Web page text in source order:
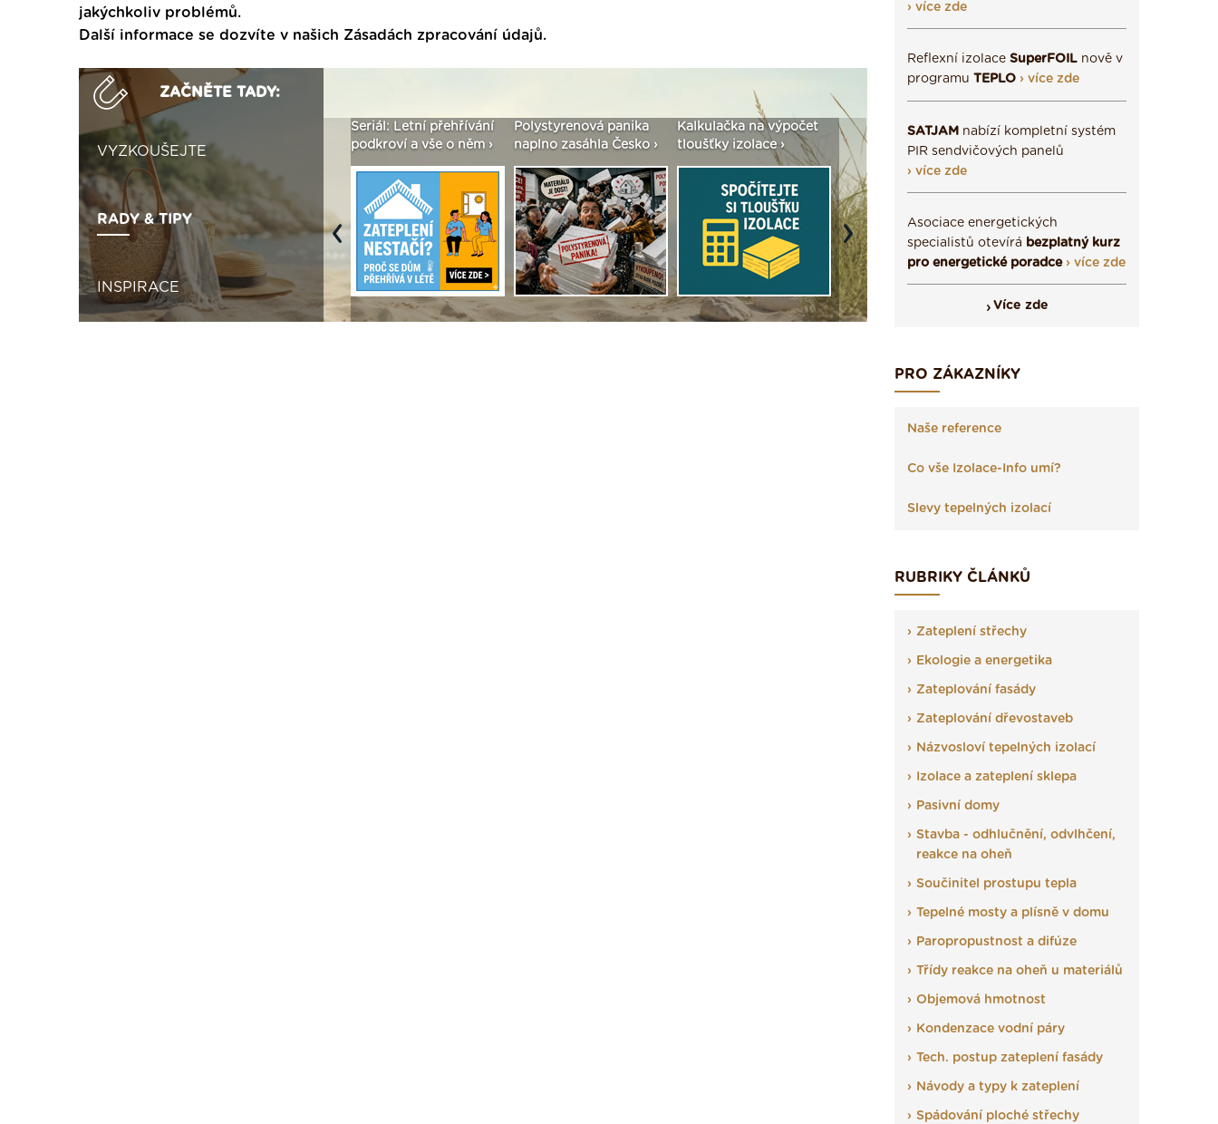
jakýchkoliv problémů.
Další informace se dozvíte v našich Zásadách zpracování údajů.
ZAČNĚTE TADY:
VYZKOUŠEJTE
RADY & TIPY
INSPIRACE
Vytvořte si vizualizaci
seženeme! ›
Seriál: Letní přehřívání
podkroví a vše o něm ›
Polystyrenová panika
naplno zasáhla Česko ›
Kalkulačka na výpočet
tloušťky izolace ›
Seriál: Fasády ETICS a
vše podstatné v kostce ›
Vyberte si izolaci a pak
ji tady klidně poptejte ›
Previous Next
› více zde
Reflexní izolace SuperFOIL nově v
programu TEPLO › více zde
SATJAM nabízí kompletní systém
PIR sendvičových panelů
› více zde
Asociace energetických
specialistů otevírá bezplatný kurz
pro energetické poradce › více zde
Více zde
PRO ZÁKAZNÍKY
Naše reference
Co vše Izolace-Info umí?
Slevy tepelných izolací
RUBRIKY ČLÁNKŮ
Zateplení střechy
Ekologie a energetika
Zateplování fasády
Zateplování dřevostaveb
Názvosloví tepelných izolací
Izolace a zateplení sklepa
Pasivní domy
Stavba - odhlučnění, odvlhčení,
reakce na oheň
Součinitel prostupu tepla
Tepelné mosty a plísně v domu
Paropropustnost a difúze
Třídy reakce na oheň u materiálů
Objemová hmotnost
Kondenzace vodní páry
Tech. postup zateplení fasády
Návody a typy k zateplení
Spádování ploché střechy